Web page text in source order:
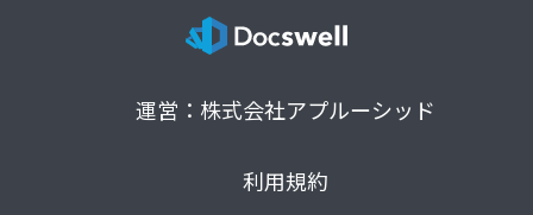
運営：株式会社アプルーシッド
利用規約